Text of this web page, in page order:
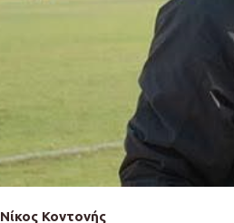
Νίκος Κοντονής